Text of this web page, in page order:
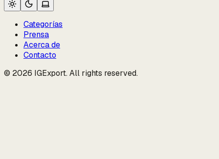
Categorías
Prensa
Acerca de
Contacto
© 2026 IGExport. All rights reserved.